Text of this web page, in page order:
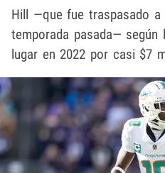
Hill —que fue traspasado
temporada pasada—
lugar en 2022 por casi $7